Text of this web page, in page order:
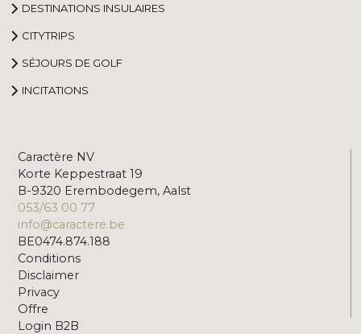
DESTINATIONS INSULAIRES
CITYTRIPS
SÉJOURS DE GOLF
INCITATIONS
Caractère NV
Korte Keppestraat 19
B-9320 Erembodegem, Aalst
053/63 00 77
info@caractere.be
BE0474.874.188
Conditions
Disclaimer
Privacy
Offre
Login B2B